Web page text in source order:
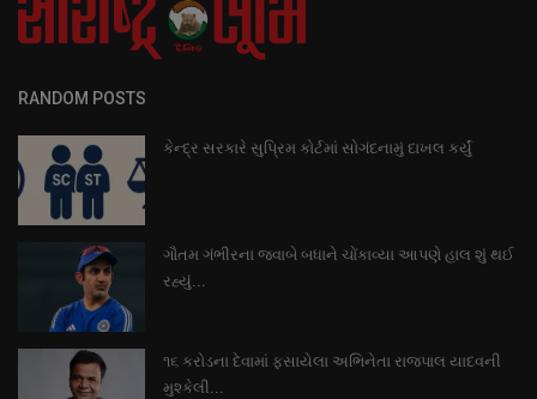
RANDOM POSTS
કેન્દ્ર સરકારે સુપ્રિમ કોર્ટમાં સોગંદનામું દાખલ કર્યું
ગૌતમ ગંભીરના જવાબે બધાને ચોંકાવ્યા આપણે હાલ શું થઈ
રહ્યું...
૧૬ કરોડના દેવામાં ફસાયેલા અભિનેતા રાજપાલ યાદવની
મુશ્કેલી...